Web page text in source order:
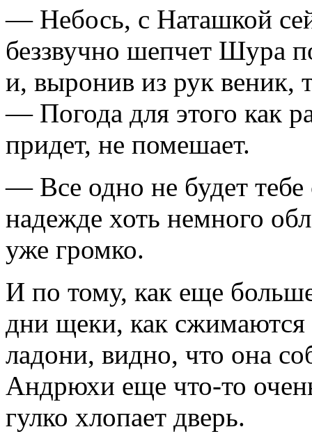
— Небось, с Наташкой
беззвучно шепчет Шура
и, выронив из рук веник,
— Погода для этого как
придет, не помешает.
— Все одно не будет
надежде хоть немного
уже громко.
И по тому, как еще
дни щеки, как сжимаются
ладони, видно, что она
Андрюхи еще что-то
гулко хлопает дверь.